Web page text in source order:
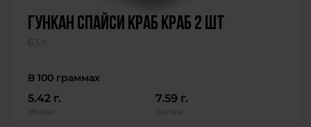
гункан спайси краб краб 2 шт
63 г.
В 100 граммах
5.42 г.
Жиры
7.59 г.
Белки